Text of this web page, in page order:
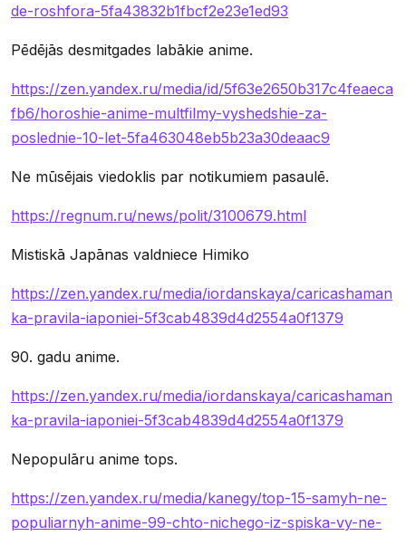
de-roshfora-5fa43832b1fbcf2e23e1ed93
Pēdējās desmitgades labākie anime.
https://zen.yandex.ru/media/id/5f63e2650b317c4feaeca
fb6/horoshie-anime-multfilmy-vyshedshie-za-
poslednie-10-let-5fa463048eb5b23a30deaac9
Ne mūsējais viedoklis par notikumiem pasaulē.
https://regnum.ru/news/polit/3100679.html
Mistiskā Japānas valdniece Himiko
https://zen.yandex.ru/media/iordanskaya/caricashaman
ka-pravila-iaponiei-5f3cab4839d4d2554a0f1379
90. gadu anime.
https://zen.yandex.ru/media/iordanskaya/caricashaman
ka-pravila-iaponiei-5f3cab4839d4d2554a0f1379
Nepopulāru anime tops.
https://zen.yandex.ru/media/kanegy/top-15-samyh-ne-
populiarnyh-anime-99-chto-nichego-iz-spiska-vy-ne-